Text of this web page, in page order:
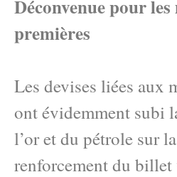
Déconvenue pour
premières
Les devises liées aux
ont évidemment subi
l’or et du pétrole sur
renforcement du